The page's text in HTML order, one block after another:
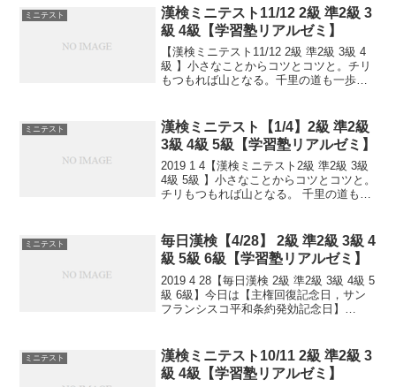
熟語問題などの出来具合が合...
ミニテスト
漢検ミニテスト11/12 2級 準2級 3
級 4級【学習塾リアルゼミ】
【漢検ミニテスト11/12 2級 準2級 3級 4
級 】小さなことからコツとコツと。チリ
もつもれば山となる。千里の道も一歩か
ミニテスト
漢検ミニテスト【1/4】2級 準2級
3級 4級 5級【学習塾リアルゼミ】
2019 1 4【漢検ミニテスト2級 準2級 3級
4級 5級 】小さなことからコツとコツと。
チリもつもれば山となる。 千里の道も一
熟語問題などの出来具合が合否...
ミニテスト
毎日漢検【4/28】 2級 準2級 3級 4
級 5級 6級【学習塾リアルゼミ】
2019 4 28【毎日漢検 2級 準2級 3級 4級 5
級 6級】今日は【主権回復記念日，サン
フランシスコ平和条約発効記念日】
ランシスコ平和条約)が発効し...
ミニテスト
漢検ミニテスト10/11 2級 準2級 3
級 4級【学習塾リアルゼミ】